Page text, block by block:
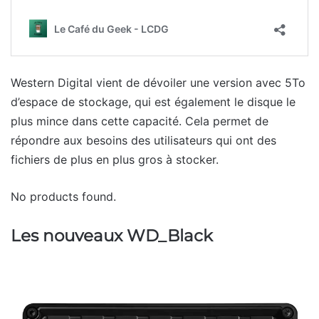
Western Digital vient de dévoiler une version avec 5To
d’espace de stockage, qui est également le disque le
plus mince dans cette capacité. Cela permet de
répondre aux besoins des utilisateurs qui ont des
fichiers de plus en plus gros à stocker.
No products found.
Les nouveaux WD_Black